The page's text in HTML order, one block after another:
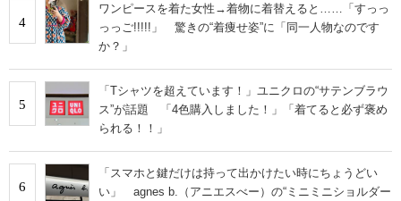
4
ワンピースを着た女性→着物に着替えると……「すっっ
っっご!!!!!」 驚きの“着痩せ姿”に「同一人物なのです
か？」
5
「Tシャツを超えています！」ユニクロの“サテンブラウ
ス”が話題 「4色購入しました！」「着てると必ず褒め
られる！！」
6
「スマホと鍵だけは持って出かけたい時にちょうどい
い」 agnes b.（アニエスべー）の“ミニミニショルダー